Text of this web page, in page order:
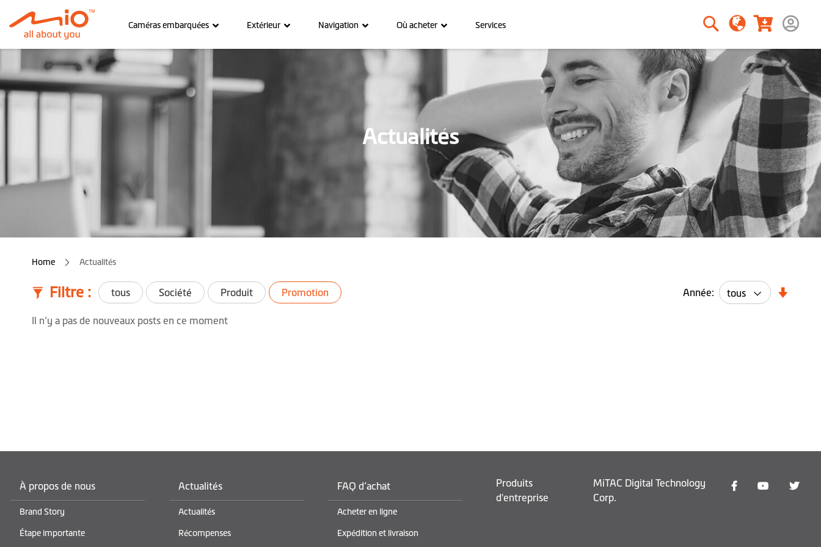
Caméras embarquées Extérieur Navigation Où acheter Services
Actualités
Home Actualités
Filtre : tous Société Produit Promotion Année:
Il n’y a pas de nouveaux posts en ce moment
À propos de nous
Brand Story
Étape importante
Actualités
Actualités
Récompenses
FAQ d’achat
Acheter en ligne
Expédition et livraison
Produits
d'entreprise
MiTAC Digital Technology
Corp.